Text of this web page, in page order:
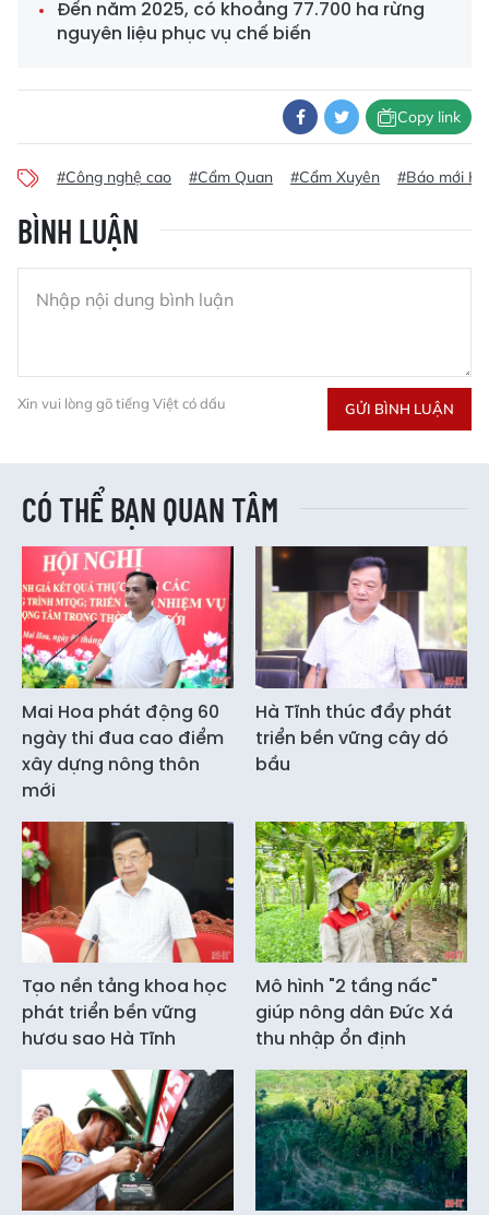
Đến năm 2025, có khoảng 77.700 ha rừng
nguyên liệu phục vụ chế biến
Copy link
#Công nghệ cao #Cẩm Quan #Cẩm Xuyên #Báo mới
BÌNH LUẬN
Xin vui lòng gõ tiếng Việt có dấu GỬI BÌNH LUẬN
CÓ THỂ BẠN QUAN TÂM
Mai Hoa phát động 60
ngày thi đua cao điểm
xây dựng nông thôn
mới
Hà Tĩnh thúc đẩy phát
triển bền vững cây dó
bầu
Tạo nền tảng khoa học
phát triển bền vững
hươu sao Hà Tĩnh
Mô hình "2 tầng nấc"
giúp nông dân Đức Xá
thu nhập ổn định